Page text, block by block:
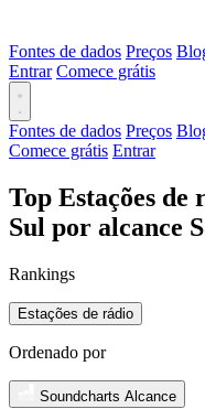
Fontes de dados Preços
Entrar Comece grátis
Fontes de dados Preços
Comece grátis Entrar
Top Estações
Sul por alcance
Rankings
Estações de rádio
Ordenado por
Soundcharts Alcance